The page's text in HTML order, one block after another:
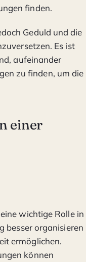
finden.
Geduld und die
Es ist
aufeinander
zu finden, um die
einer
wichtige Rolle in
besser organisieren
ermöglichen.
können